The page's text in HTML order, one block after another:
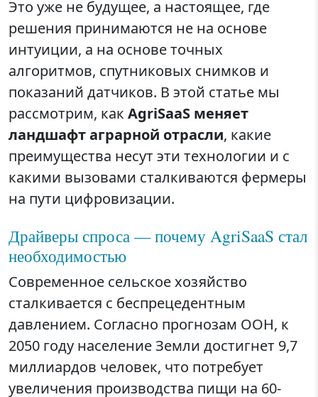
Это уже не будущее, а настоящее, где
решения принимаются не на основе
интуиции, а на основе точных
алгоритмов, спутниковых снимков и
показаний датчиков. В этой статье мы
рассмотрим, как AgriSaaS меняет
ландшафт аграрной отрасли, какие
преимущества несут эти технологии и с
какими вызовами сталкиваются фермеры
на пути цифровизации.
Драйверы спроса — почему AgriSaaS стал
необходимостью
Современное сельское хозяйство
сталкивается с беспрецедентным
давлением. Согласно прогнозам ООН, к
2050 году население Земли достигнет 9,7
миллиардов человек, что потребует
увеличения производства пищи на 60-